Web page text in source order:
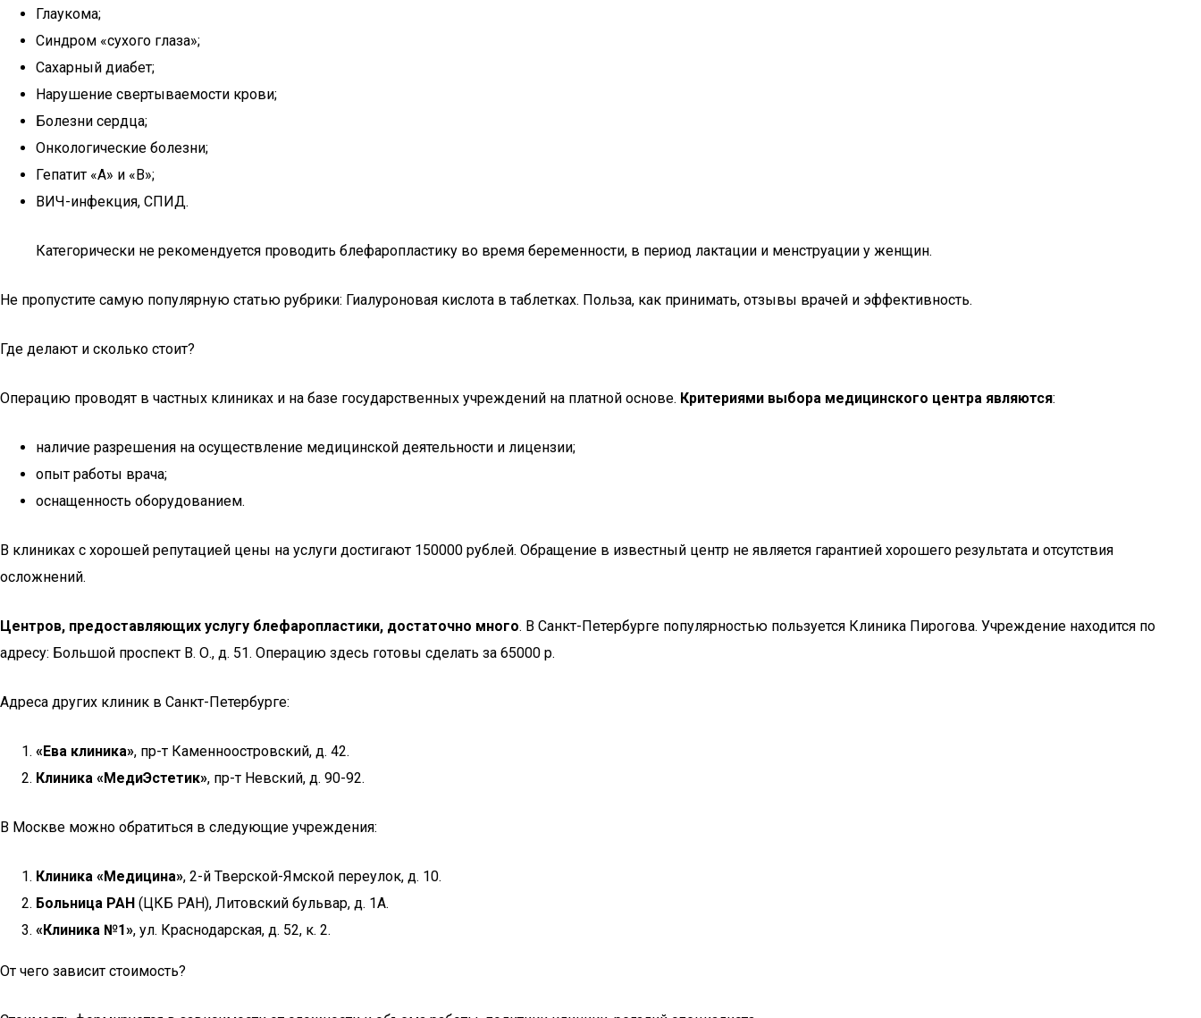
Глаукома;
Синдром «сухого глаза»;
Сахарный диабет;
Нарушение свертываемости крови;
Болезни сердца;
Онкологические болезни;
Гепатит «А» и «В»;
ВИЧ-инфекция, СПИД.
Категорически не рекомендуется проводить блефаропластику во время беременности, в период лактации и менструации у женщин.
Не пропустите самую популярную статью рубрики: Гиалуроновая кислота в таблетках. Польза, как принимать, отзывы врачей и эффективность.
Где делают и сколько стоит?
Операцию проводят в частных клиниках и на базе государственных учреждений на платной основе. Критериями выбора медицинского центра являются:
наличие разрешения на осуществление медицинской деятельности и лицензии;
опыт работы врача;
оснащенность оборудованием.
В клиниках с хорошей репутацией цены на услуги достигают 150000 рублей. Обращение в известный центр не является гарантией хорошего результата и отсутствия
осложнений.
Центров, предоставляющих услугу блефаропластики, достаточно много. В Санкт-Петербурге популярностью пользуется Клиника Пирогова. Учреждение находится по
адресу: Большой проспект В. О., д. 51. Операцию здесь готовы сделать за 65000 р.
Адреса других клиник в Санкт-Петербурге:
«Ева клиника», пр-т Каменноостровский, д. 42.
Клиника «МедиЭстетик», пр-т Невский, д. 90-92.
В Москве можно обратиться в следующие учреждения:
Клиника «Медицина», 2-й Тверской-Ямской переулок, д. 10.
Больница РАН (ЦКБ РАН), Литовский бульвар, д. 1А.
«Клиника №1», ул. Краснодарская, д. 52, к. 2.
От чего зависит стоимость?